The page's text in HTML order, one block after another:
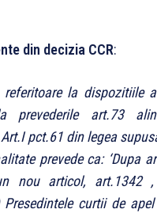
din decizia CCR:
referitoare la dispozitiile
prevederile art.73
pct.61 din legea
prevede ca: ‘Dupa
nou articol, art.1342
curtii de